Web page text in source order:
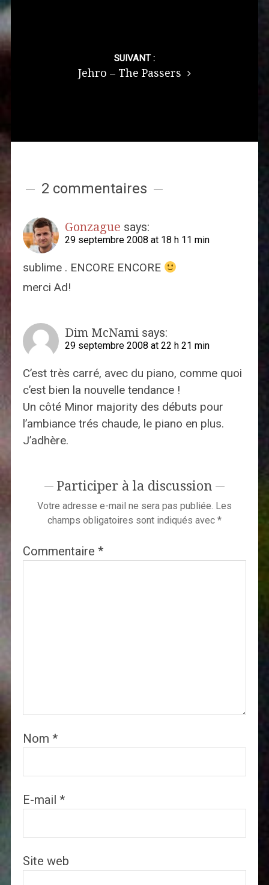
SUIVANT :
Jehro – The Passers
2 commentaires
Gonzague says:
29 septembre 2008 at 18 h 11 min
sublime . ENCORE ENCORE
merci Ad!
Dim McNami says:
29 septembre 2008 at 22 h 21 min
C’est très carré, avec du piano, comme quoi
c’est bien la nouvelle tendance !
Un côté Minor majority des débuts pour
l’ambiance trés chaude, le piano en plus.
J’adhère.
Participer à la discussion
Votre adresse e-mail ne sera pas publiée. Les
champs obligatoires sont indiqués avec *
Commentaire *
Nom *
E-mail *
Site web